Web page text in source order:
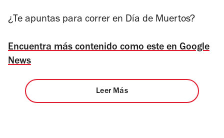
¿Te apuntas para correr en Día de Muertos?
Encuentra más contenido como este en Google
News
Leer Más